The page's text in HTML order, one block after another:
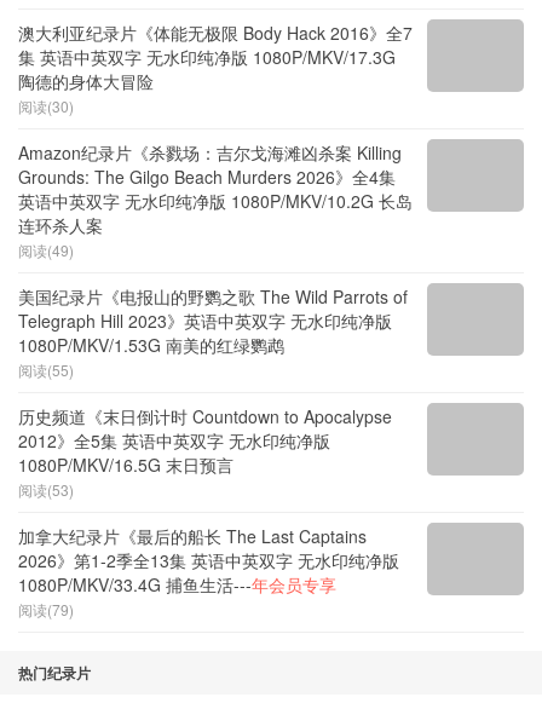
澳大利亚纪录片《体能无极限 Body Hack 2016》全7
集 英语中英双字 无水印纯净版 1080P/MKV/17.3G
陶德的身体大冒险
阅读(30)
Amazon纪录片《杀戮场：吉尔戈海滩凶杀案 Killing
Grounds: The Gilgo Beach Murders 2026》全4集
英语中英双字 无水印纯净版 1080P/MKV/10.2G 长岛
连环杀人案
阅读(49)
美国纪录片《电报山的野鹦之歌 The Wild Parrots of
Telegraph Hill 2023》英语中英双字 无水印纯净版
1080P/MKV/1.53G 南美的红绿鹦鹉
阅读(55)
历史频道《末日倒计时 Countdown to Apocalypse
2012》全5集 英语中英双字 无水印纯净版
1080P/MKV/16.5G 末日预言
阅读(53)
加拿大纪录片《最后的船长 The Last Captains
2026》第1-2季全13集 英语中英双字 无水印纯净版
1080P/MKV/33.4G 捕鱼生活---年会员专享
阅读(79)
热门纪录片